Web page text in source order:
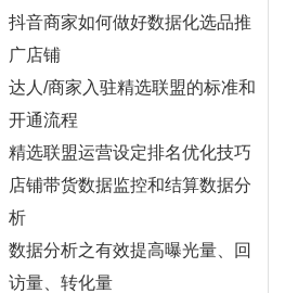
抖音商家如何做好数据化选品推
广店铺
达人/商家入驻精选联盟的标准和
开通流程
精选联盟运营设定排名优化技巧
店铺带货数据监控和结算数据分
析
数据分析之有效提高曝光量、回
访量、转化量